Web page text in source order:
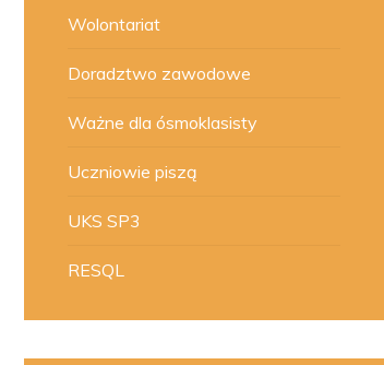
Wolontariat
Doradztwo zawodowe
Ważne dla ósmoklasisty
Uczniowie piszą
UKS SP3
RESQL